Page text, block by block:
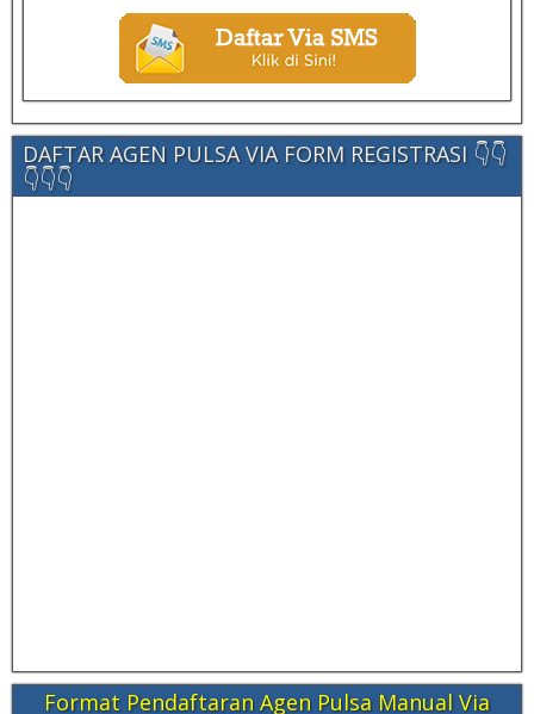
DAFTAR AGEN PULSA VIA FORM REGISTRASI 👇👇
👇👇👇
Format Pendaftaran Agen Pulsa Manual Via